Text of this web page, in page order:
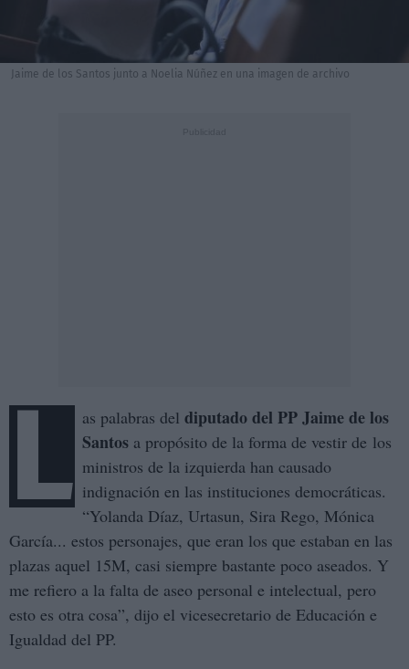
Jaime de los Santos junto a Noelia Núñez en una imagen de archivo
L as palabras del diputado del PP Jaime de los
Santos a propósito de la forma de vestir de los
ministros de la izquierda han causado
indignación en las instituciones democráticas.
“Yolanda Díaz, Urtasun, Sira Rego, Mónica
García... estos personajes, que eran los que estaban en las
plazas aquel 15M, casi siempre bastante poco aseados. Y
me refiero a la falta de aseo personal e intelectual, pero
esto es otra cosa”, dijo el vicesecretario de Educación e
Igualdad del PP.